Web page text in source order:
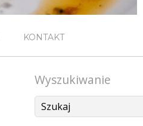
KONTAKT
Wyszukiwanie